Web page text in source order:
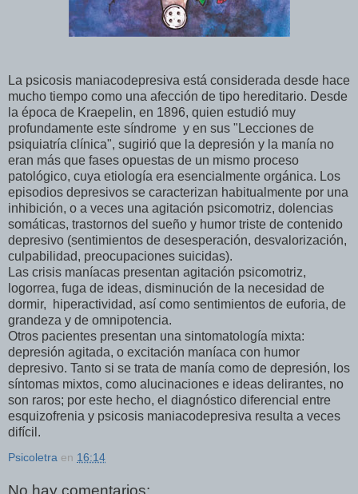
La psicosis maniacodepresiva está considerada desde hace
mucho tiempo como una afección de tipo hereditario. Desde
la época de Kraepelin, en 1896, quien estudió muy
profundamente este síndrome y en sus "Lecciones de
psiquiatría clínica", sugirió que la depresión y la manía no
eran más que fases opuestas de un mismo proceso
patológico, cuya etiología era esencialmente orgánica. Los
episodios depresivos se caracterizan habitualmente por una
inhibición, o a veces una agitación psicomotriz, dolencias
somáticas, trastornos del sueño y humor triste de contenido
depresivo (sentimientos de desesperación, desvalorización,
culpabilidad, preocupaciones suicidas).
Las crisis maníacas presentan agitación psicomotriz,
logorrea, fuga de ideas, disminución de la necesidad de
dormir, hiperactividad, así como sentimientos de euforia, de
grandeza y de omnipotencia.
Otros pacientes presentan una sintomatología mixta:
depresión agitada, o excitación maníaca con humor
depresivo. Tanto si se trata de manía como de depresión, los
síntomas mixtos, como alucinaciones e ideas delirantes, no
son raros; por este hecho, el diagnóstico diferencial entre
esquizofrenia y psicosis maniacodepresiva resulta a veces
difícil.
Psicoletra en 16:14
No hay comentarios: